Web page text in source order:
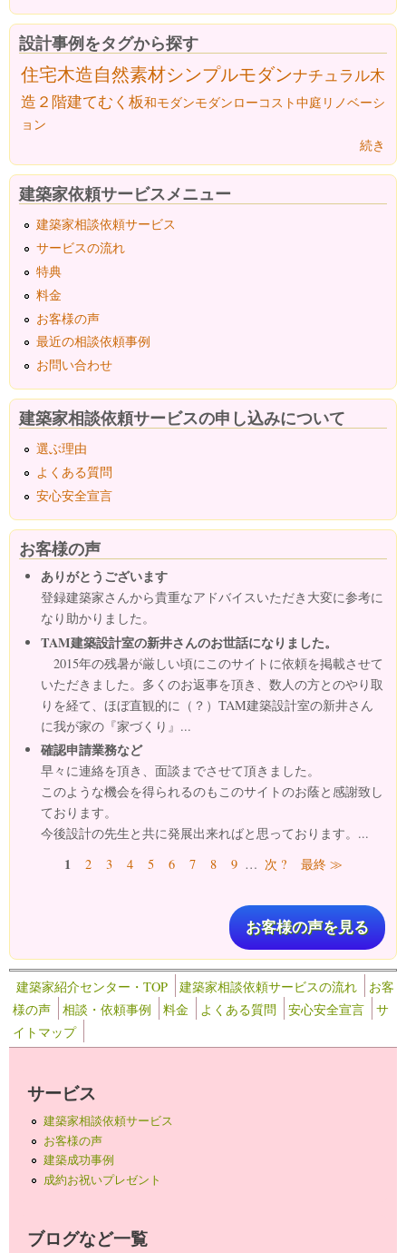
設計事例をタグから探す
住宅木造自然素材シンプルモダンナチュラル木
造２階建てむく板和モダンモダンローコスト中庭 リノベーシ
ョン
続き
建築家依頼サービスメニュー
建築家相談依頼サービス
サービスの流れ
特典
料金
お客様の声
最近の相談依頼事例
お問い合わせ
建築家相談依頼サービスの申し込みについて
選ぶ理由
よくある質問
安心安全宣言
お客様の声
ありがとうございます
登録建築家さんから貴重なアドバイスいただき大変に参考に
なり助かりました。
TAM建築設計室の新井さんのお世話になりました。
2015年の残暑が厳しい頃にこのサイトに依頼を掲載させて
いただきました。多くのお返事を頂き、数人の方とのやり取
りを経て、ほぼ直観的に（？）TAM建築設計室の新井さん
に我が家の『家づくり』...
確認申請業務など
早々に連絡を頂き、面談までさせて頂きました。
このような機会を得られるのもこのサイトのお蔭と感謝致し
ております。
今後設計の先生と共に発展出来ればと思っております。...
ページ1 2 3 4 5 6 7 8 9 … 次 ? 最終 ≫
お客様の声を見る
建築家紹介センター・TOP 建築家相談依頼サービスの流れ
お客
様の声
相談・依頼事例 料金 よくある質問 安心安全宣言
サ
イトマップ
サービス
建築家相談依頼サービス
お客様の声
建築成功事例
成約お祝いプレゼント
ブログなど一覧